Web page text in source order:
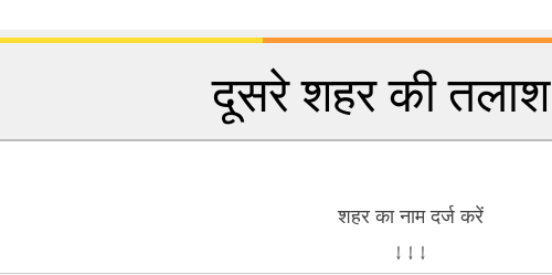
दूसरे शहर की
शहर का नाम दर्ज करें
↓ ↓ ↓